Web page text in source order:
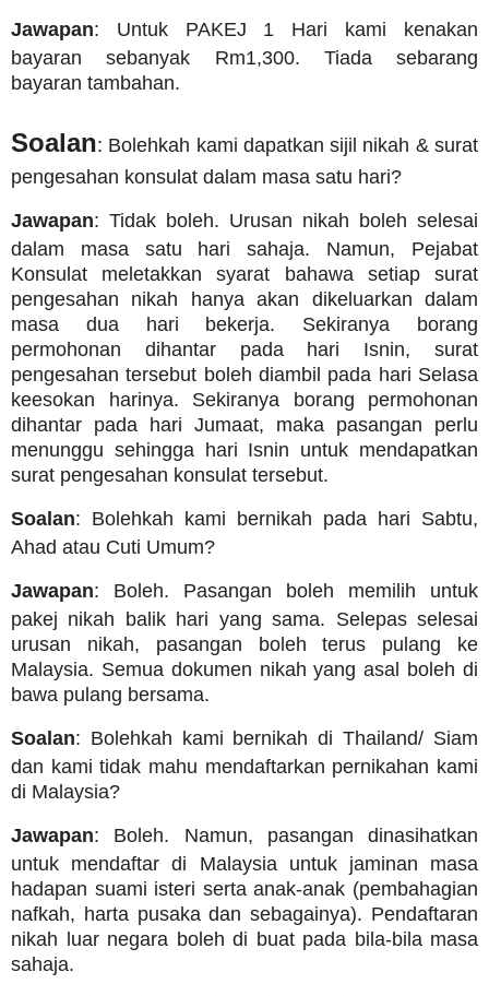
Jawapan: Untuk PAKEJ 1 Hari kami kenakan
bayaran sebanyak Rm1,300. Tiada sebarang
bayaran tambahan.
Soalan: Bolehkah kami dapatkan sijil nikah & surat
pengesahan konsulat dalam masa satu hari?
Jawapan: Tidak boleh. Urusan nikah boleh selesai
dalam masa satu hari sahaja. Namun, Pejabat
Konsulat meletakkan syarat bahawa setiap surat
pengesahan nikah hanya akan dikeluarkan dalam
masa dua hari bekerja. Sekiranya borang
permohonan dihantar pada hari Isnin, surat
pengesahan tersebut boleh diambil pada hari Selasa
keesokan harinya. Sekiranya borang permohonan
dihantar pada hari Jumaat, maka pasangan perlu
menunggu sehingga hari Isnin untuk mendapatkan
surat pengesahan konsulat tersebut.
Soalan: Bolehkah kami bernikah pada hari Sabtu,
Ahad atau Cuti Umum?
Jawapan: Boleh. Pasangan boleh memilih untuk
pakej nikah balik hari yang sama. Selepas selesai
urusan nikah, pasangan boleh terus pulang ke
Malaysia. Semua dokumen nikah yang asal boleh di
bawa pulang bersama.
Soalan: Bolehkah kami bernikah di Thailand/ Siam
dan kami tidak mahu mendaftarkan pernikahan kami
di Malaysia?
Jawapan: Boleh. Namun, pasangan dinasihatkan
untuk mendaftar di Malaysia untuk jaminan masa
hadapan suami isteri serta anak-anak (pembahagian
nafkah, harta pusaka dan sebagainya). Pendaftaran
nikah luar negara boleh di buat pada bila-bila masa
sahaja.